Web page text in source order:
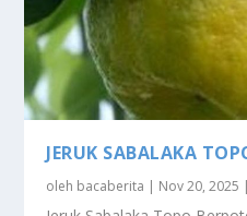
JERUK SABALAKA
oleh bacaberita | Nov 20, 2025 |